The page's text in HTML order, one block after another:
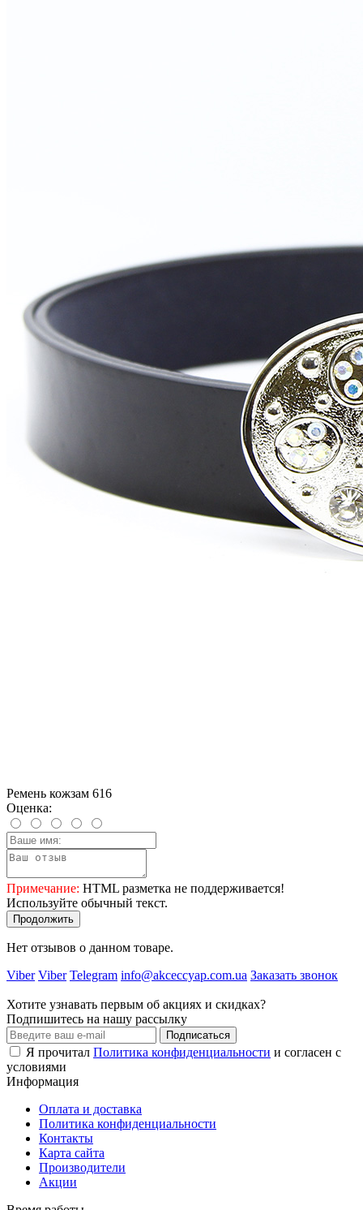
Ремень кожзам 616
Оценка:
Примечание: HTML разметка не поддерживается!
Используйте обычный текст.
Продолжить
Нет отзывов о данном товаре.
Viber Viber Telegram info@akceccyap.com.ua Заказать звонок
Хотите узнавать первым об акциях и скидках?
Подпишитесь на нашу рассылку
Подписаться
Я прочитал Политика конфиденциальности и согласен с
условиями
Информация
Оплата и доставка
Политика конфиденциальности
Контакты
Карта сайта
Производители
Акции